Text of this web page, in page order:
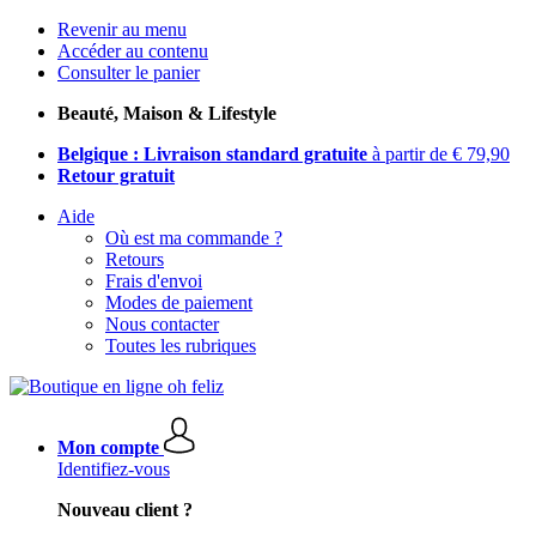
Revenir au menu
Accéder au contenu
Consulter le panier
Beauté, Maison & Lifestyle
Belgique : Livraison standard gratuite à partir de € 79,90
Retour gratuit
Aide
Où est ma commande ?
Retours
Frais d'envoi
Modes de paiement
Nous contacter
Toutes les rubriques
Mon compte
Identifiez-vous
Nouveau client ?